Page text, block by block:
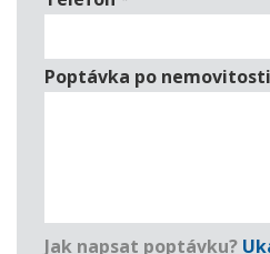
Poptávka po
Jak napsat poptávku?